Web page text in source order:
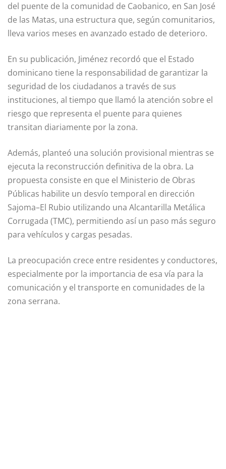
del puente de la comunidad de Caobanico, en San José
de las Matas, una estructura que, según comunitarios,
lleva varios meses en avanzado estado de deterioro.
En su publicación, Jiménez recordó que el Estado
dominicano tiene la responsabilidad de garantizar la
seguridad de los ciudadanos a través de sus
instituciones, al tiempo que llamó la atención sobre el
riesgo que representa el puente para quienes
transitan diariamente por la zona.
Además, planteó una solución provisional mientras se
ejecuta la reconstrucción definitiva de la obra. La
propuesta consiste en que el Ministerio de Obras
Públicas habilite un desvío temporal en dirección
Sajoma–El Rubio utilizando una Alcantarilla Metálica
Corrugada (TMC), permitiendo así un paso más seguro
para vehículos y cargas pesadas.
La preocupación crece entre residentes y conductores,
especialmente por la importancia de esa vía para la
comunicación y el transporte en comunidades de la
zona serrana.